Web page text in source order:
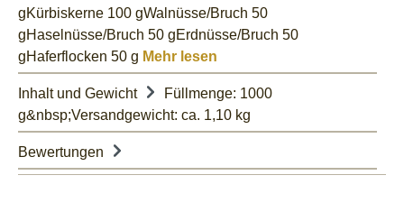
gKürbiskerne 100 gWalnüsse/Bruch 50
gHaselnüsse/Bruch 50 gErdnüsse/Bruch 50
gHaferflocken 50 g Mehr lesen
Inhalt und Gewicht
Füllmenge: 1000
g&nbsp;Versandgewicht: ca. 1,10 kg
Bewertungen